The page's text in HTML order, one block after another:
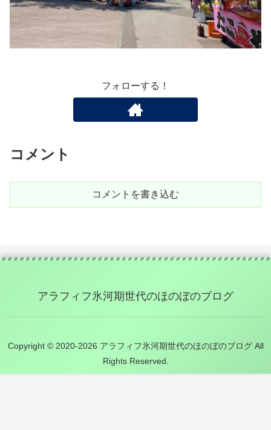
フォローする！
コメント
コメントを書き込む
アラフィフ氷河期世代のほのぼのブログ
Copyright © 2020-2026 アラフィフ氷河期世代のほのぼのブログ All
Rights Reserved.